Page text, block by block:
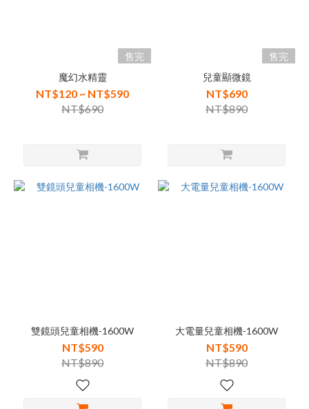
售完
魔幻水精靈
NT$120 ~ NT$590
NT$690
售完
兒童顯微鏡
NT$690
NT$890
雙鏡頭兒童相機-1600W
NT$590
NT$890
大電量兒童相機-1600W
NT$590
NT$890